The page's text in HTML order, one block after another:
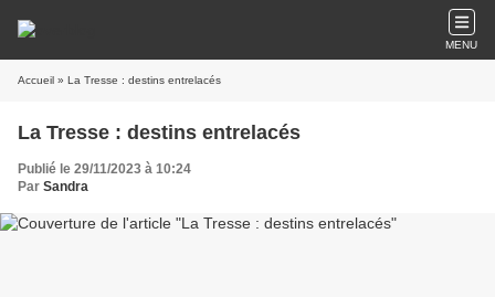
MENU
Accueil » La Tresse : destins entrelacés
La Tresse : destins entrelacés
Publié le 29/11/2023 à 10:24
Par Sandra